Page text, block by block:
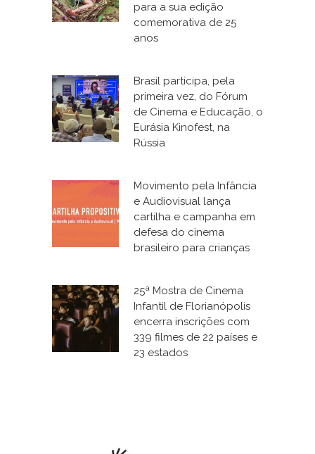
para a sua edição
comemorativa de 25
anos
Brasil participa, pela
primeira vez, do Fórum
de Cinema e Educação, o
Eurásia Kinofest, na
Rússia
Movimento pela Infância
e Audiovisual lança
cartilha e campanha em
defesa do cinema
brasileiro para crianças
25ª Mostra de Cinema
Infantil de Florianópolis
encerra inscrições com
339 filmes de 22 países e
23 estados